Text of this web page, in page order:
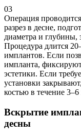
03
Операция
разрез в десне,
диаметра и глубины,
Процедура длится
имплантов. Если
импланта,
эстетики. Если
установки
костью в течение 3–6
Вскрытие
десны